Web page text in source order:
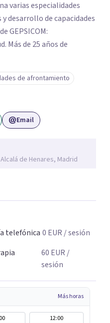
varias especialidades
desarrollo de capacidades
GEPSICOM:
Más de 25 años de
de afrontamiento
Email
de Henares, Madrid
telefónica 0 EUR / sesión
60 EUR /
sesión
Más horas
12:00